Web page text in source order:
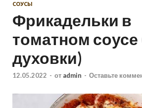
СОУСЫ
Фрикадельки в
томатном соусе
духовки)
12.05.2022 - от admin - Оставьте